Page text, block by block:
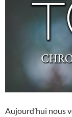
Aujourd’hui nous